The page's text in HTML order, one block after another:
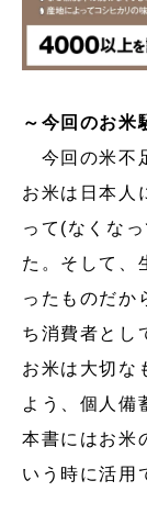
～今回のお米
今回の米不
お米は日本人
って(なくな
た。そして、
ったものだか
ち消費者とし
お米は大切な
よう、個人備
本書にはお米
いう時に活用